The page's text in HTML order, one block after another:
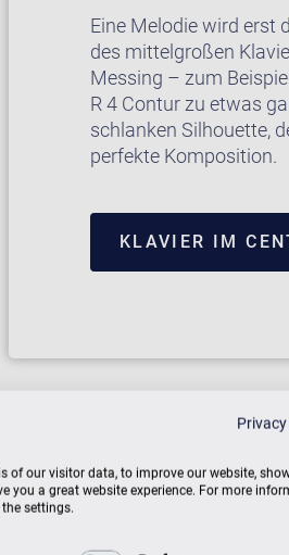
Eine Melodie wird erst
des mittelgroßen
Messing – zum
R 4 Contur zu etwas
schlanken Silhouette,
perfekte Komposition.
KLAVIER IM
of our visitor data, to improve our website,
you a great website experience. For more
settings.